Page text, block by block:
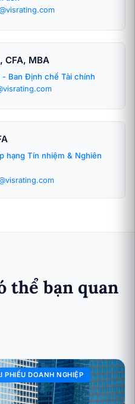
CFA, MBA
Ban Định chế Tài chính
hạng Tín nhiệm & Nghiên
thể bạn quan
PHIẾU DOANH NGHIỆP